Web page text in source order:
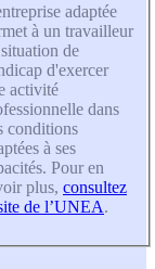
adaptée
à un travailleur
de
d'exercer
activité
dans
conditions
à ses
Pour en
plus, consultez
de l’UNEA.